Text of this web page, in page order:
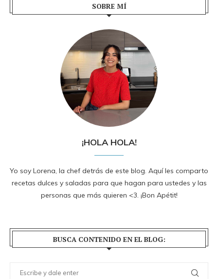
SOBRE MÍ
¡HOLA HOLA!
Yo soy Lorena, la chef detrás de este blog. Aquí les comparto
recetas dulces y saladas para que hagan para ustedes y las
personas que más quieren <3. ¡Bon Apétit!
BUSCA CONTENIDO EN EL BLOG: